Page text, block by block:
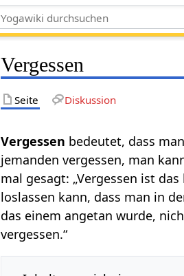
Vergessen
Seite Diskussion
Vergessen bedeutet, dass
jemanden vergessen, man
mal gesagt: „Vergessen ist
loslassen kann, dass man in
das einem angetan wurde,
vergessen.“